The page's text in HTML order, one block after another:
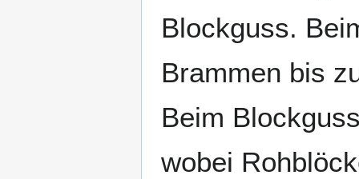
Blockguss.
Brammen bis
Beim
wobei